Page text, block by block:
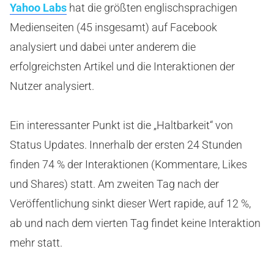
Yahoo Labs hat die größten englischsprachigen
Medienseiten (45 insgesamt) auf Facebook
analysiert und dabei unter anderem die
erfolgreichsten Artikel und die Interaktionen der
Nutzer analysiert.
Ein interessanter Punkt ist die „Haltbarkeit“ von
Status Updates. Innerhalb der ersten 24 Stunden
finden 74 % der Interaktionen (Kommentare, Likes
und Shares) statt. Am zweiten Tag nach der
Veröffentlichung sinkt dieser Wert rapide, auf 12 %,
ab und nach dem vierten Tag findet keine Interaktion
mehr statt.